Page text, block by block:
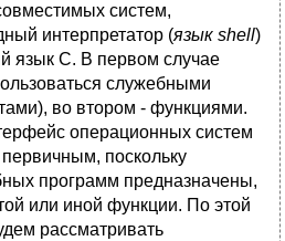
систем,
интерпретатор (язык shell)
язык C. В первом случае
служебными
во втором - функциями.
операционных систем
первичным, поскольку
программ предназначены,
или иной функции. По этой
рассматривать